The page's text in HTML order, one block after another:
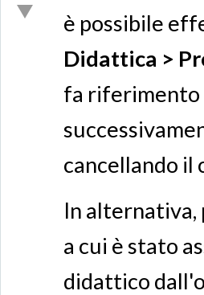
è possibile
Didattica >
fa riferimento
cancellando
In
a cui è stato
didattico